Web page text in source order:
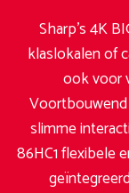
Sharp’s 4K
klaslokalen of
ook voor
Voortbouwend
slimme
86HC1 flexibele